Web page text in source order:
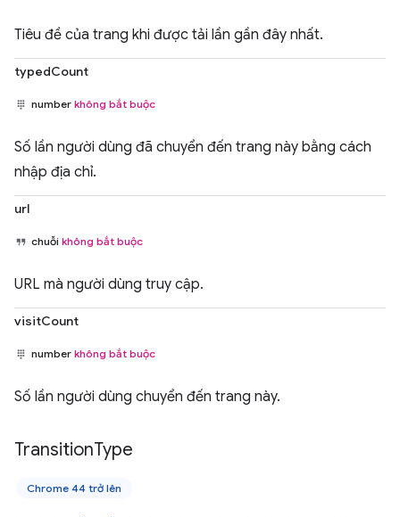
Tiêu đề của trang khi được tải lần gần đây nhất.
typedCount
number không bắt buộc
Số lần người dùng đã chuyển đến trang này bằng cách
nhập địa chỉ.
url
chuỗi không bắt buộc
URL mà người dùng truy cập.
visitCount
number không bắt buộc
Số lần người dùng chuyển đến trang này.
TransitionType
Chrome 44 trở lên